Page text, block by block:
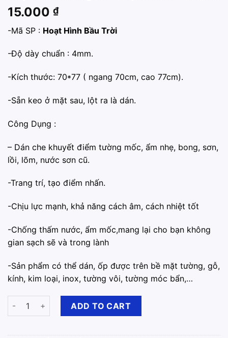
15.000 ₫
-Mã SP : Hoạt Hình Bầu Trời
-Độ dày chuẩn : 4mm.
-Kích thước: 70*77 ( ngang 70cm, cao 77cm).
-Sẵn keo ở mặt sau, lột ra là dán.
Công Dụng :
– ️Dán che khuyết điểm tường mốc, ẩm nhẹ, bong, sơn,
lồi, lõm, nước sơn cũ.
-️Trang trí, tạo điểm nhấn.
️-Chịu lực mạnh, khả năng cách âm, cách nhiệt tốt
️-Chống thấm nước, ẩm mốc,mang lại cho bạn không
gian sạch sẽ và trong lành
-️Sản phẩm có thể dán, ốp được trên bề mặt tường, gỗ,
kính, kim loại, inox, tường vôi, tường móc bẩn,…
Xốp Dán Tường 3D Hoạt Hình Bầu Trời quantity
ADD TO CART